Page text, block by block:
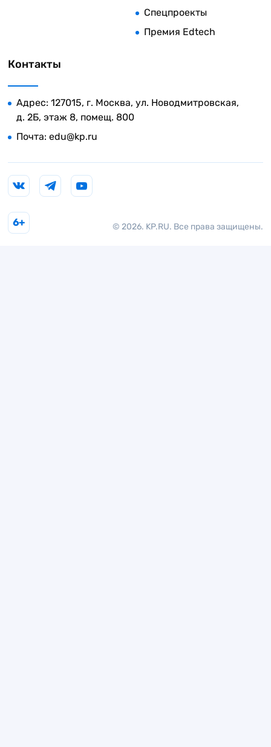
Спецпроекты
Премия Edtech
Контакты
Адрес: 127015, г. Москва, ул. Новодмитровская,
д. 2Б, этаж 8, помещ. 800
Почта: edu@kp.ru
© 2026. KP.RU. Все права защищены.
6+